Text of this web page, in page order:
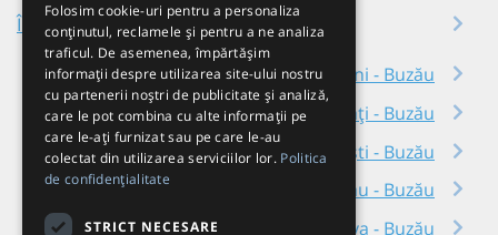
Închirieri autocare în Râmnicu Sărat
Aeroport Otopeni - Buzău
Galați - Buzău
București - Buzău
Bacău - Buzău
Suceava - Buzău
Folosim cookie-uri pentru a personaliza
conținutul, reclamele și pentru a ne analiza
traficul. De asemenea, împărtășim
informații despre utilizarea site-ului nostru
cu partenerii noștri de publicitate și analiză,
care le pot combina cu alte informații pe
care le-ați furnizat sau pe care le-au
colectat din utilizarea serviciilor lor. Politica
de confidențialitate
STRICT NECESARE